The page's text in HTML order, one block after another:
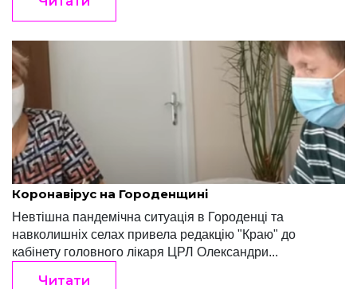
Ігор Терлецький Серпень 5, 2020
Коронавірус на Городенщині
Невтішна пандемічна ситуація в Городенці та
навколишніх селах привела редакцію "Краю" до
кабінету головного лікаря ЦРЛ Олександри...
Читати